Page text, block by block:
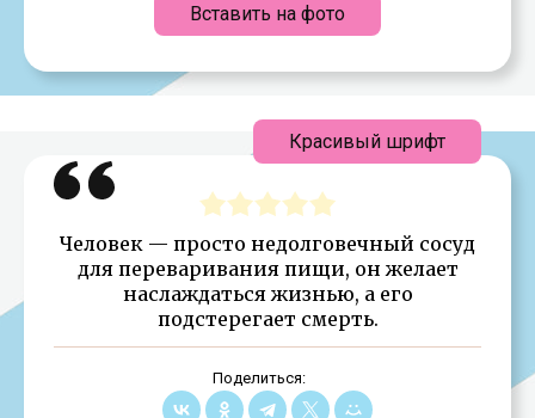
Вставить на фото
Человек — просто недолговечный сосуд
для переваривания пищи, он желает
наслаждаться жизнью, а его
подстерегает смерть.
Поделиться:
Красивый шрифт